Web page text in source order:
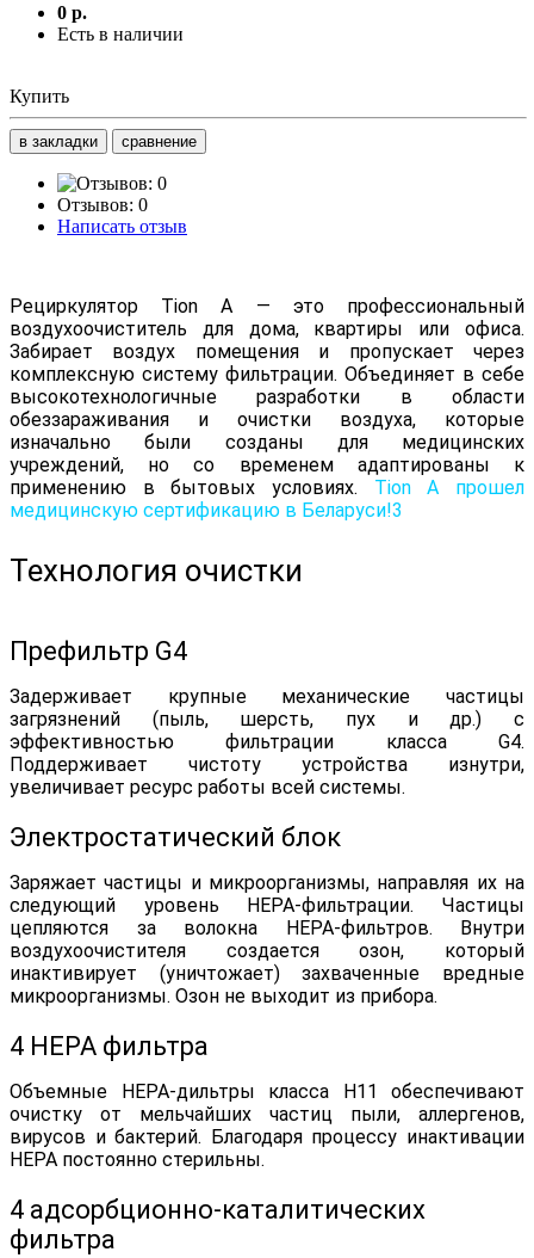
0 р.
Есть в наличии
Купить
в закладки сравнение
Отзывов: 0
Написать отзыв
Рециркулятор Tion A — это профессиональный
воздухоочиститель для дома, квартиры или офиса.
Забирает воздух помещения и пропускает через
комплексную систему фильтрации. Объединяет в себе
высокотехнологичные разработки в области
обеззараживания и очистки воздуха, которые
изначально были созданы для медицинских
учреждений, но со временем адаптированы к
применению в бытовых условиях. Tion A прошел
медицинскую сертификацию в Беларуси!3
Технология очистки
Префильтр G4
Задерживает крупные механические частицы
загрязнений (пыль, шерсть, пух и др.) с
эффективностью фильтрации класса G4.
Поддерживает чистоту устройства изнутри,
увеличивает ресурс работы всей системы.
Электростатический блок
Заряжает частицы и микроорганизмы, направляя их на
следующий уровень НЕРА-фильтрации. Частицы
цепляются за волокна НЕРА-фильтров. Внутри
воздухоочистителя создается озон, который
инактивирует (уничтожает) захваченные вредные
микроорганизмы. Озон не выходит из прибора.
4 HEPA фильтра
Объемные HEPA-дильтры класса H11 обеспечивают
очистку от мельчайших частиц пыли, аллергенов,
вирусов и бактерий. Благодаря процессу инактивации
HEPA постоянно стерильны.
4 адсорбционно-каталитических
фильтра